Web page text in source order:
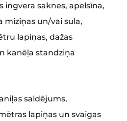
saknes, apelsīna,
miziņas un/vai sula,
lapiņas, dažas
kanēļa standziņa
saldējums,
lapiņas un svaigas